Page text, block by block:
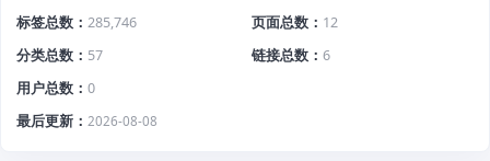
标签总数
285,746 页面总数
12
分类总数
57 链接总数
6
用户总数
0
最后更新
2026-08-08